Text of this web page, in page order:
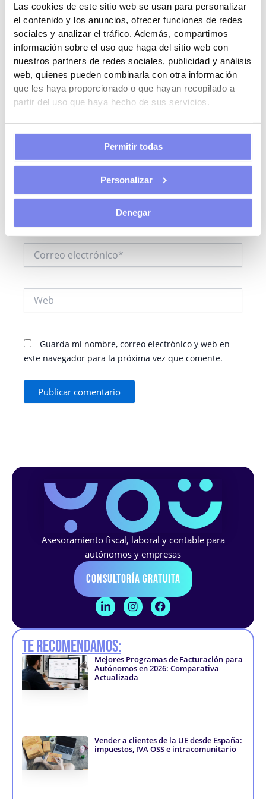
Las cookies de este sitio web se usan para personalizar
el contenido y los anuncios, ofrecer funciones de redes
sociales y analizar el tráfico. Además, compartimos
información sobre el uso que haga del sitio web con
nuestros partners de redes sociales, publicidad y análisis
web, quienes pueden combinarla con otra información
que les haya proporcionado o que hayan recopilado a
partir del uso que haya hecho de sus servicios.
Permitir todas
Personalizar
Denegar
Tu dirección de correo electrónico no será publicada.
Los campos obligatorios están marcados con*
aquí...
electrónico*
Guarda mi nombre, correo electrónico y web en
este navegador para la próxima vez que comente.
Asesoramiento fiscal, laboral y contable para
autónomos y empresas
Consultoría Gratuita
L
i
k
e
d
i
n
I
n
t
g
r
a
F
a
e
o
o
Te recomendamos:
Mejores Programas de Facturación para
Autónomos en 2026: Comparativa
Actualizada
Vender a clientes de la UE desde España:
impuestos, IVA OSS e intracomunitario